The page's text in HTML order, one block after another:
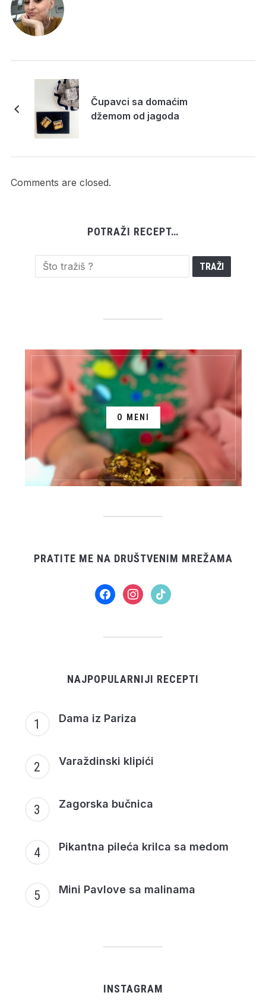
Čupavci sa domaćim
džemom od jagoda
Comments are closed.
POTRAŽI RECEPT…
O MENI
PRATITE ME NA DRUŠTVENIM MREŽAMA
facebookinstagram
tiktok
NAJPOPULARNIJI RECEPTI
Dama iz Pariza
Varaždinski klipići
Zagorska bučnica
Pikantna pileća krilca sa medom
Mini Pavlove sa malinama
INSTAGRAM